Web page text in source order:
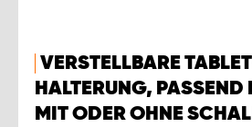
VERSTELLBARE
HALTERUNG, PASSEND
MIT ODER OHNE